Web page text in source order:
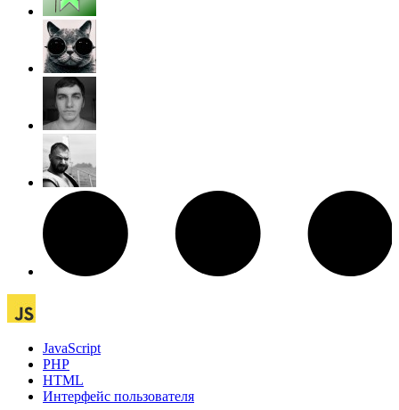
JavaScript
PHP
HTML
Интерфейс пользователя